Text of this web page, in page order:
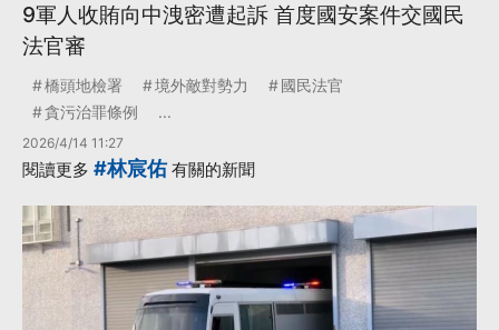
9軍人收賄向中洩密遭起訴 首度國安案件交國民
法官審
橋頭地檢署 境外敵對勢力
國民法官
貪污治罪條例
...
2026/4/14 11:27
閱讀更多 #林宸佑有關的新聞